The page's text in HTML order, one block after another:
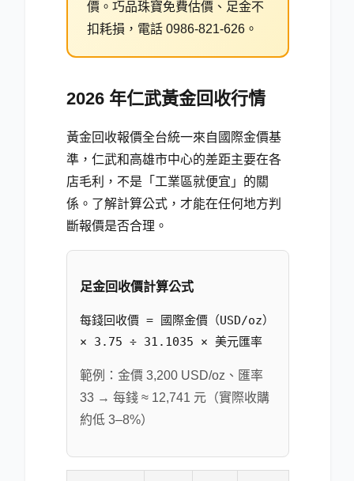
價。巧品珠寶免費估價、足金不
扣耗損，電話 0986-821-626。
2026 年仁武黃金回收行情
黃金回收報價全台統一來自國際金價基
準，仁武和高雄市中心的差距主要在各
店毛利，不是「工業區就便宜」的關
係。了解計算公式，才能在任何地方判
斷報價是否合理。
足金回收價計算公式
每錢回收價 = 國際金價（USD/oz）
× 3.75 ÷ 31.1035 × 美元匯率
範例：金價 3,200 USD/oz、匯率
33 → 每錢 ≈ 12,741 元（實際收購
約低 3–8%）